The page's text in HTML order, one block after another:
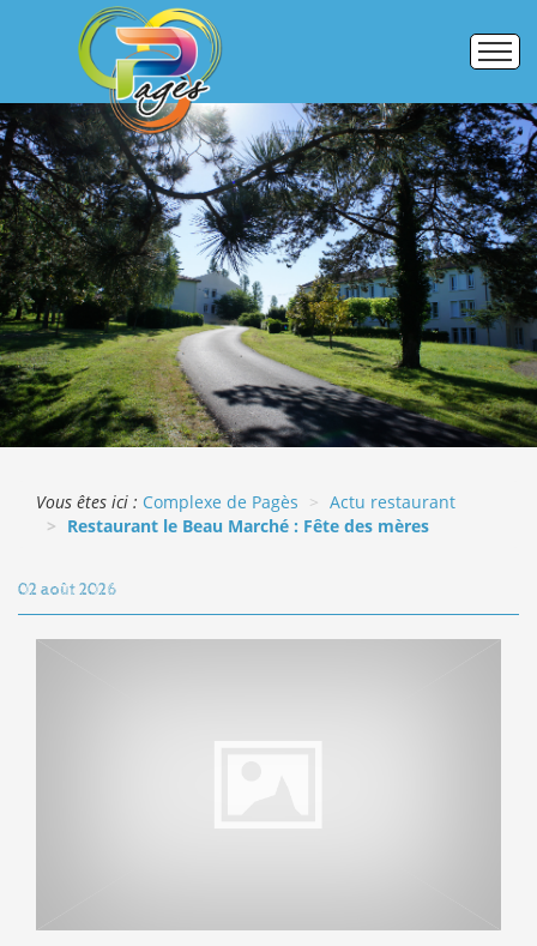
Accueil
Établissements
Pôle formation
Activités commerciales
Galerie photos
ERASMUS +
Vous êtes ici : Complexe de Pagès
Actu restaurant
Restaurant le Beau Marché : Fête des mères
02 août 2026